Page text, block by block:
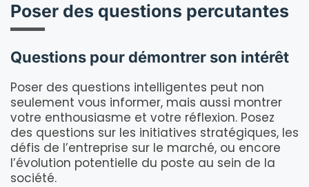
Poser des questions percutantes
Questions pour démontrer son intérêt
Poser des questions intelligentes peut non
seulement vous informer, mais aussi montrer
votre enthousiasme et votre réflexion. Posez
des questions sur les initiatives stratégiques, les
défis de l’entreprise sur le marché, ou encore
l’évolution potentielle du poste au sein de la
société.